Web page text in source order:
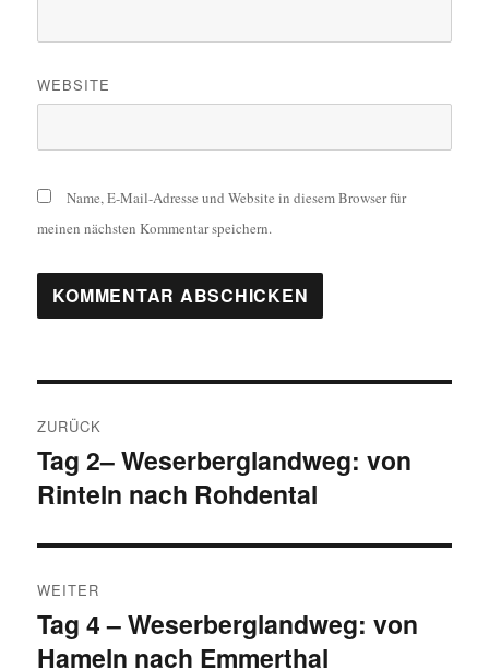
WEBSITE
Name, E-Mail-Adresse und Website in diesem Browser für
meinen nächsten Kommentar speichern.
ZURÜCK
Vorheriger
Beitrag:
Tag 2– Weserberglandweg: von
Rinteln nach Rohdental
WEITER
Nächster
Beitrag:
Tag 4 – Weserberglandweg: von
Hameln nach Emmerthal